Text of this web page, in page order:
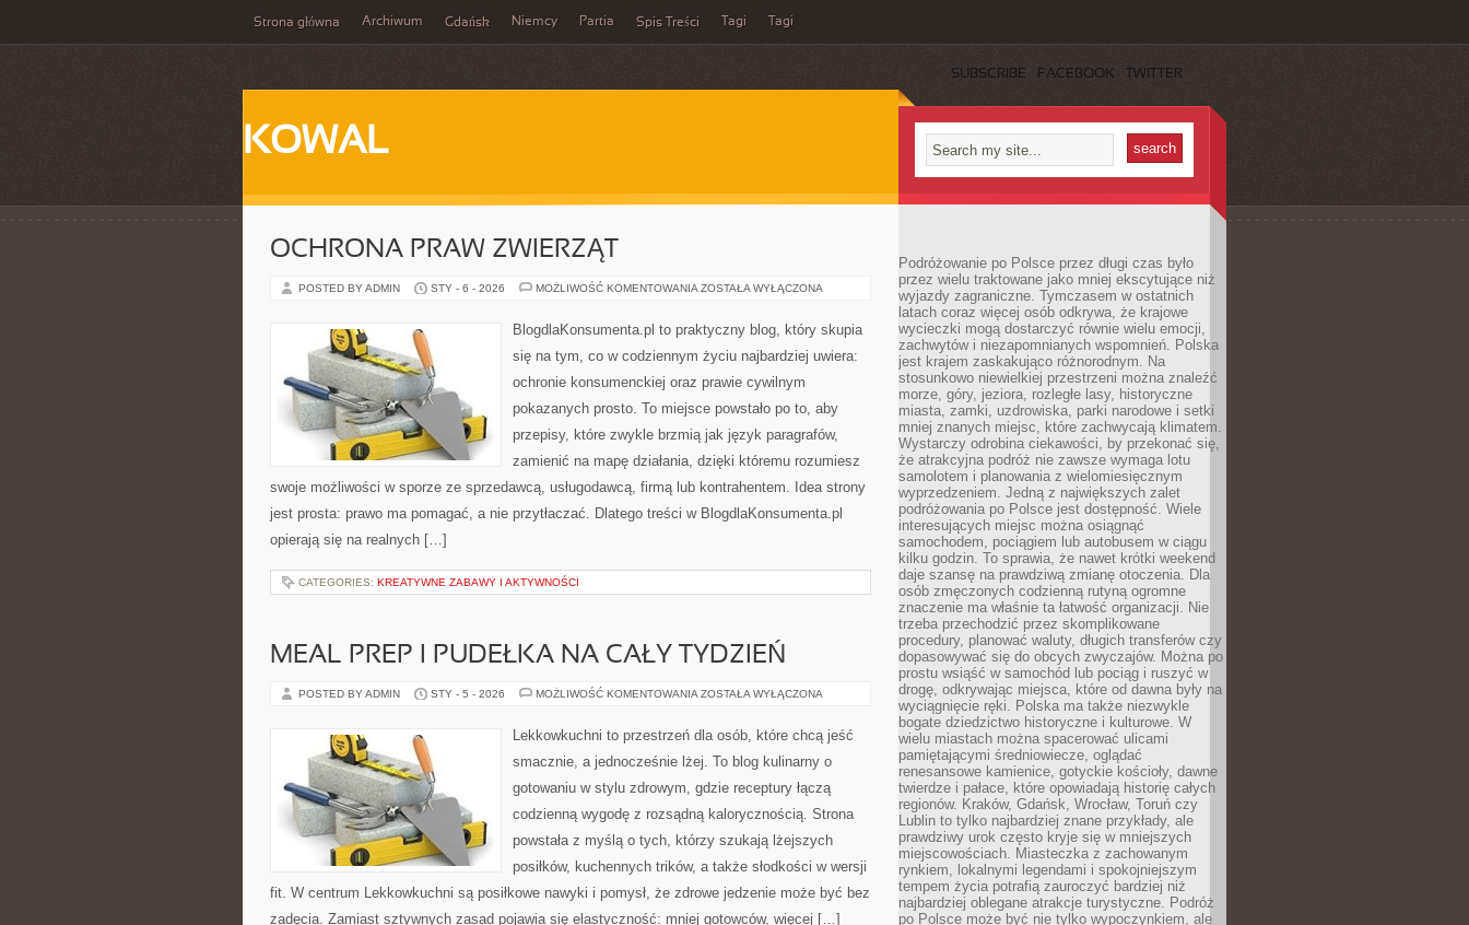
Strona główna Archiwum Gdańsk Niemcy Partia Spis Treści Tagi Tagi
SUBSCRIBE FACEBOOK TWITTER
KOWAL
OCHRONA PRAW ZWIERZĄT
POSTED BY ADMIN STY - 6 - 2026 MOŻLIWOŚĆ KOMENTOWANIA OCHRONA
ZOSTAŁA WYŁĄCZONA
BlogdlaKonsumenta.pl to praktyczny blog, który skupia
się na tym, co w codziennym życiu najbardziej uwiera:
ochronie konsumenckiej oraz prawie cywilnym
pokazanych prosto. To miejsce powstało po to, aby
przepisy, które zwykle brzmią jak język paragrafów,
zamienić na mapę działania, dzięki któremu rozumiesz
swoje możliwości w sporze ze sprzedawcą, usługodawcą, firmą lub kontrahentem. Idea strony
jest prosta: prawo ma pomagać, a nie przytłaczać. Dlatego treści w BlogdlaKonsumenta.pl
opierają się na realnych […]
CATEGORIES: KREATYWNE ZABAWY I AKTYWNOŚCI
MEAL PREP I PUDEŁKA NA CAŁY TYDZIEŃ
POSTED BY ADMIN STY - 5 - 2026 MOŻLIWOŚĆ KOMENTOWANIA MEAL
PUDEŁKA
NA
TYDZIEŃ
ZOSTAŁA WYŁĄCZONA
Lekkowkuchni to przestrzeń dla osób, które chcą jeść
smacznie, a jednocześnie lżej. To blog kulinarny o
gotowaniu w stylu zdrowym, gdzie receptury łączą
codzienną wygodę z rozsądną kalorycznością. Strona
powstała z myślą o tych, którzy szukają lżejszych
posiłków, kuchennych trików, a także słodkości w wersji
fit. W centrum Lekkowkuchni są posiłkowe nawyki i pomysł, że zdrowe jedzenie może być bez
zadęcia. Zamiast sztywnych zasad pojawia się elastyczność: mniej gotowców, więcej […]
Podróżowanie po Polsce przez długi czas było
przez wielu traktowane jako mniej ekscytujące niż
wyjazdy zagraniczne. Tymczasem w ostatnich
latach coraz więcej osób odkrywa, że krajowe
wycieczki mogą dostarczyć równie wielu emocji,
zachwytów i niezapomnianych wspomnień. Polska
jest krajem zaskakująco różnorodnym. Na
stosunkowo niewielkiej przestrzeni można znaleźć
morze, góry, jeziora, rozległe lasy, historyczne
miasta, zamki, uzdrowiska, parki narodowe i setki
mniej znanych miejsc, które zachwycają klimatem.
Wystarczy odrobina ciekawości, by przekonać się,
że atrakcyjna podróż nie zawsze wymaga lotu
samolotem i planowania z wielomiesięcznym
wyprzedzeniem. Jedną z największych zalet
podróżowania po Polsce jest dostępność. Wiele
interesujących miejsc można osiągnąć
samochodem, pociągiem lub autobusem w ciągu
kilku godzin. To sprawia, że nawet krótki weekend
daje szansę na prawdziwą zmianę otoczenia. Dla
osób zmęczonych codzienną rutyną ogromne
znaczenie ma właśnie ta łatwość organizacji. Nie
trzeba przechodzić przez skomplikowane
procedury, planować waluty, długich transferów czy
dopasowywać się do obcych zwyczajów. Można po
prostu wsiąść w samochód lub pociąg i ruszyć w
drogę, odkrywając miejsca, które od dawna były na
wyciągnięcie ręki. Polska ma także niezwykle
bogate dziedzictwo historyczne i kulturowe. W
wielu miastach można spacerować ulicami
pamiętającymi średniowiecze, oglądać
renesansowe kamienice, gotyckie kościoły, dawne
twierdze i pałace, które opowiadają historię całych
regionów. Kraków, Gdańsk, Wrocław, Toruń czy
Lublin to tylko najbardziej znane przykłady, ale
prawdziwy urok często kryje się w mniejszych
miejscowościach. Miasteczka z zachowanym
rynkiem, lokalnymi legendami i spokojniejszym
tempem życia potrafią zauroczyć bardziej niż
najbardziej oblegane atrakcje turystyczne. Podróż
po Polsce może być nie tylko wypoczynkiem, ale